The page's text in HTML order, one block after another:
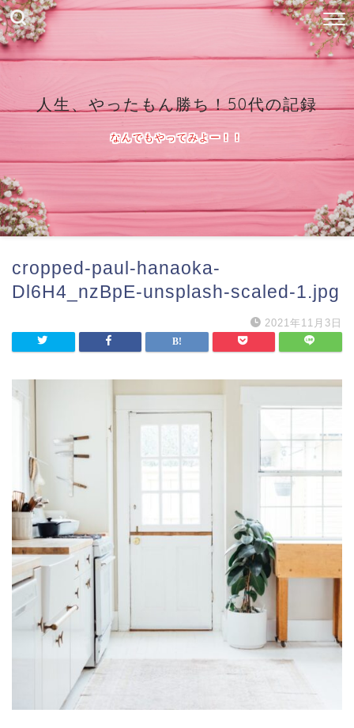
人生、やったもん勝ち！50代の記録
なんでもやってみよー！！
cropped-paul-hanaoka-
Dl6H4_nzBpE-unsplash-scaled-1.jpg
2021年11月3日